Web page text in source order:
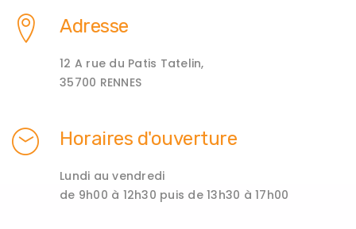
Adresse
12 A rue du Patis Tatelin,
35700 RENNES
Horaires d'ouverture
Lundi au vendredi
de 9h00 à 12h30 puis de 13h30 à 17h00